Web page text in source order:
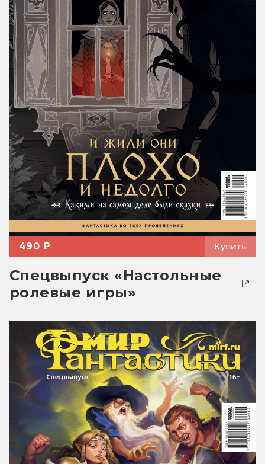
490 ₽ Купить
Спецвыпуск «Настольные
ролевые игры»